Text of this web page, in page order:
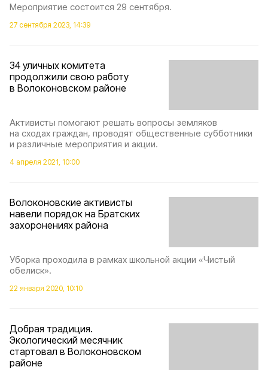
Мероприятие состоится 29 сентября.
27 сентября 2023, 14:39
34 уличных комитета
продолжили свою работу
в Волоконовском районе
Активисты помогают решать вопросы земляков
на сходах граждан, проводят общественные субботники
и различные мероприятия и акции.
4 апреля 2021, 10:00
Волоконовские активисты
навели порядок на Братских
захоронениях района
Уборка проходила в рамках школьной акции «Чистый
обелиск».
22 января 2020, 10:10
Добрая традиция.
Экологический месячник
стартовал в Волоконовском
районе